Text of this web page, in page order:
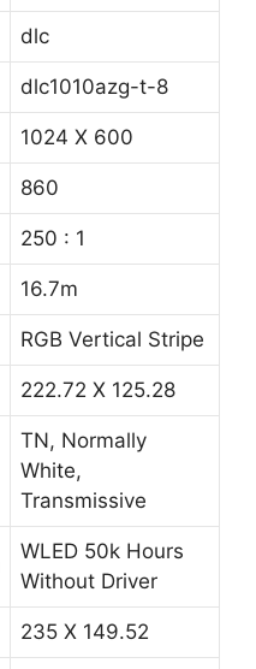
dlc
dlc1010azg-t-8
1024 X 600
860
250 : 1
16.7m
RGB Vertical Stripe
222.72 X 125.28
TN, Normally
White,
Transmissive
WLED 50k Hours
Without Driver
235 X 149.52